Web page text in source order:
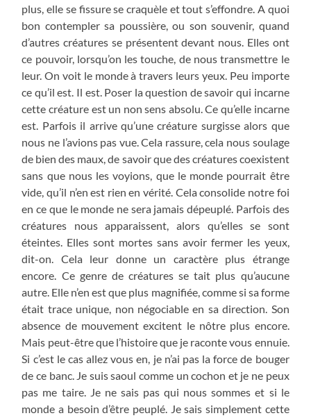
plus, elle se fissure se craquèle et tout s’effondre. A quoi
bon contempler sa poussière, ou son souvenir, quand
d’autres créatures se présentent devant nous. Elles ont
ce pouvoir, lorsqu’on les touche, de nous transmettre le
leur. On voit le monde à travers leurs yeux. Peu importe
ce qu’il est. Il est. Poser la question de savoir qui incarne
cette créature est un non sens absolu. Ce qu’elle incarne
est. Parfois il arrive qu’une créature surgisse alors que
nous ne l’avions pas vue. Cela rassure, cela nous soulage
de bien des maux, de savoir que des créatures coexistent
sans que nous les voyions, que le monde pourrait être
vide, qu’il n’en est rien en vérité. Cela consolide notre foi
en ce que le monde ne sera jamais dépeuplé. Parfois des
créatures nous apparaissent, alors qu’elles se sont
éteintes. Elles sont mortes sans avoir fermer les yeux,
dit-on. Cela leur donne un caractère plus étrange
encore. Ce genre de créatures se tait plus qu’aucune
autre. Elle n’en est que plus magnifiée, comme si sa forme
était trace unique, non négociable en sa direction. Son
absence de mouvement excitent le nôtre plus encore.
Mais peut-être que l’histoire que je raconte vous ennuie.
Si c’est le cas allez vous en, je n’ai pas la force de bouger
de ce banc. Je suis saoul comme un cochon et je ne peux
pas me taire. Je ne sais pas qui nous sommes et si le
monde a besoin d’être peuplé. Je sais simplement cette